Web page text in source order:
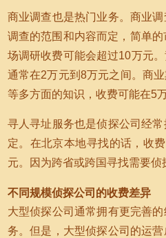
商业调查也是热门业务。商业
调查的范围和内容而定，简单
场调研收费可能会超过10万元
通常在2万元到8万元之间。商
等多方面的知识，收费可能在5
寻人寻址服务也是侦探公司经
定。在北京本地寻找的话，收
元。因为跨省或跨国寻找需要侦
不同规模侦探公司的收费差异
大型侦探公司通常拥有更完善
务。但是，大型侦探公司的运